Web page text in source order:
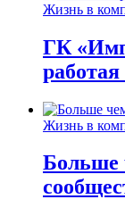
Жизнь в
ГК
Жизнь в
Больше